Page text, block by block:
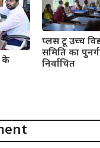
के
प्लस टू उच्च
समिति का
निर्वाचित